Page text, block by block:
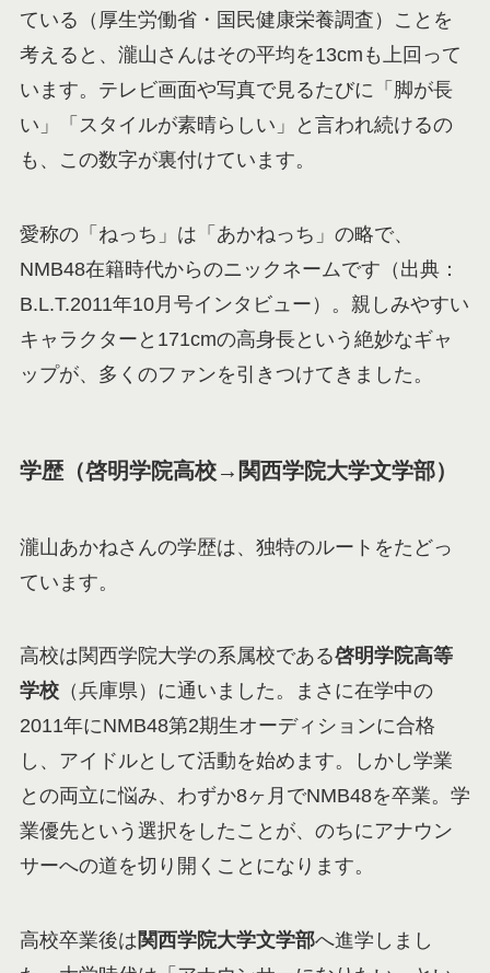
ている（厚生労働省・国民健康栄養調査）ことを
考えると、瀧山さんはその平均を13cmも上回って
います。テレビ画面や写真で見るたびに「脚が長
い」「スタイルが素晴らしい」と言われ続けるの
も、この数字が裏付けています。
愛称の「ねっち」は「あかねっち」の略で、
NMB48在籍時代からのニックネームです（出典：
B.L.T.2011年10月号インタビュー）。親しみやすい
キャラクターと171cmの高身長という絶妙なギャ
ップが、多くのファンを引きつけてきました。
学歴（啓明学院高校→関西学院大学文学部）
瀧山あかねさんの学歴は、独特のルートをたどっ
ています。
高校は関西学院大学の系属校である啓明学院高等
学校（兵庫県）に通いました。まさに在学中の
2011年にNMB48第2期生オーディションに合格
し、アイドルとして活動を始めます。しかし学業
との両立に悩み、わずか8ヶ月でNMB48を卒業。学
業優先という選択をしたことが、のちにアナウン
サーへの道を切り開くことになります。
高校卒業後は関西学院大学文学部へ進学しまし